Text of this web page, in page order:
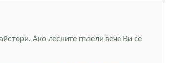
Ако лесните пъзели вече Ви се